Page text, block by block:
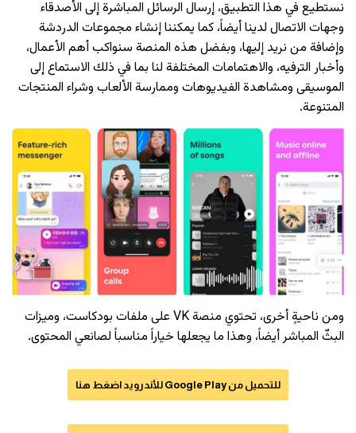
نستطيع في هذا التطبيق، إرسال الرسائل المباشرة إلى الأصدقاء
وجهات الاتصال لدينا أيضاً، كما يمكننا إنشاء مجموعات الدردشة
وإضافة من نريد إليها، وبفضل هذه المنصة سنواكب أهم الأعمال،
وأخبار الترفيه، والاهتمامات المختلفة لنا بما في ذلك الاستماع إلى
الموسيقى ومشاهدة الفيديوهات وممارسة الألعاب وشراء المنتجات
المتنوعة.
ومن ناحيةٍ أخرى، تحتوي منصة VK على ملفات بودكاست، وميزات
البثّ المباشر أيضاً، وهذا ما يجعلها خياراً مناسباً لصانعي المحتوى.
للتحميل من Google Play للأندرويد اضغط هنا